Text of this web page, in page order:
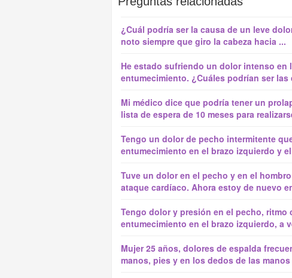
¿Cuál podría ser la causa de un leve
noto siempre que giro la cabeza hacia ...
He estado sufriendo un dolor intenso
entumecimiento. ¿Cuáles podrían ser las
Mi médico dice que podría tener un
lista de espera de 10 meses para
Tengo un dolor de pecho intermitente
entumecimiento en el brazo izquierdo y
Tuve un dolor en el pecho y en el
ataque cardíaco. Ahora estoy de nuevo
Tengo dolor y presión en el pecho,
entumecimiento en el brazo izquierdo, a
Mujer 25 años, dolores de espalda
manos, pies y en los dedos de las